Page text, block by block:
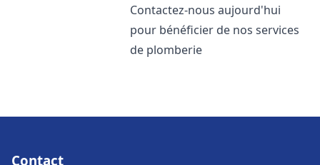
Contactez-nous aujourd'hui
pour bénéficier de nos services
de plomberie
Contact